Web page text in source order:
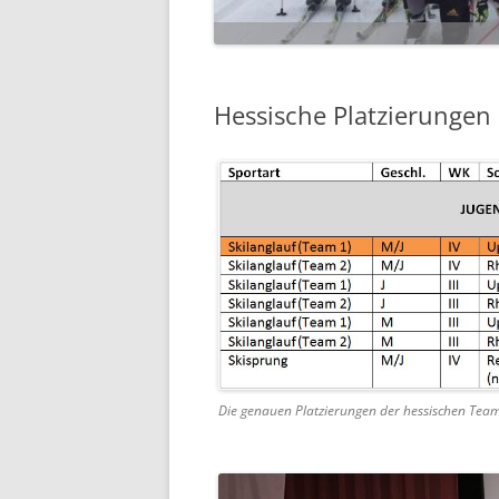
Hessische
Die genauen Platzierungen der hessischen